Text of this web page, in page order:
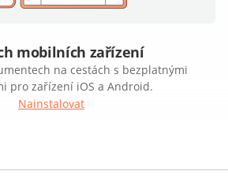
mobilních zařízení
na cestách s bezplatnými
pro zařízení iOS a Android.
Nainstalovat